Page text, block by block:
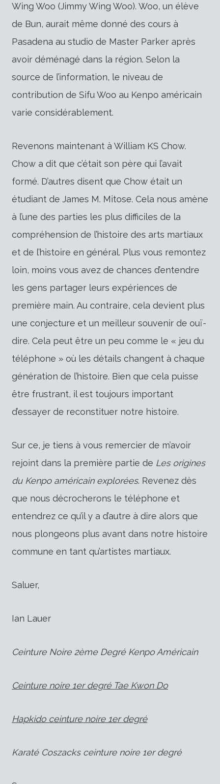
Wing Woo (Jimmy Wing Woo). Woo, un élève
de Bun, aurait même donné des cours à
Pasadena au studio de Master Parker après
avoir déménagé dans la région. Selon la
source de l’information, le niveau de
contribution de Sifu Woo au Kenpo américain
varie considérablement.
Revenons maintenant à William KS Chow.
Chow a dit que c’était son père qui l’avait
formé. D’autres disent que Chow était un
étudiant de James M. Mitose. Cela nous amène
à l’une des parties les plus difficiles de la
compréhension de l’histoire des arts martiaux
et de l’histoire en général. Plus vous remontez
loin, moins vous avez de chances d’entendre
les gens partager leurs expériences de
première main. Au contraire, cela devient plus
une conjecture et un meilleur souvenir de ouï-
dire. Cela peut être un peu comme le « jeu du
téléphone » où les détails changent à chaque
génération de l’histoire. Bien que cela puisse
être frustrant, il est toujours important
d’essayer de reconstituer notre histoire.
Sur ce, je tiens à vous remercier de m’avoir
rejoint dans la première partie de Les origines
du Kenpo américain explorées. Revenez dès
que nous décrocherons le téléphone et
entendrez ce qu’il y a d’autre à dire alors que
nous plongeons plus avant dans notre histoire
commune en tant qu’artistes martiaux.
Saluer,
Ian Lauer
Ceinture Noire 2ème Degré Kenpo Américain
Ceinture noire 1er degré Tae Kwon Do
Hapkido ceinture noire 1er degré
Karaté Coszacks ceinture noire 1er degré